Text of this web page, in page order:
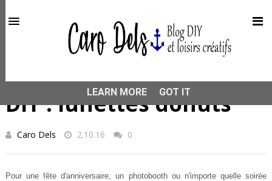
DIY : lunettes donuts
Caro Dels 2.10.16 0
Pour une fête d'anniversaire, un photobooth ou n'importe quelle soirée
This site uses cookies from Google to deliver its services
and to analyze traffic. Your IP address and user-agent are
shared with Google along with performance and security
metrics to ensure quality of service, generate usage
LEARN MORE
GOT IT